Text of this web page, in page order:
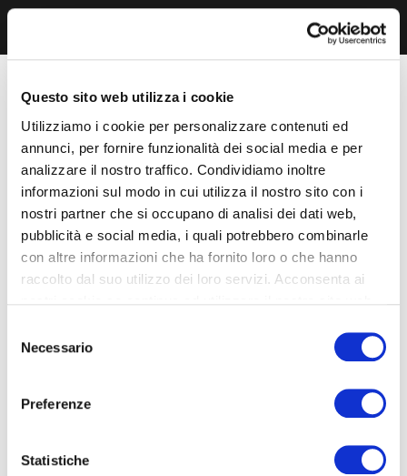
Questo sito web utilizza i cookie
Utilizziamo i cookie per personalizzare contenuti ed
annunci, per fornire funzionalità dei social media e per
analizzare il nostro traffico. Condividiamo inoltre
informazioni sul modo in cui utilizza il nostro sito con i
nostri partner che si occupano di analisi dei dati web,
pubblicità e social media, i quali potrebbero combinarle
con altre informazioni che ha fornito loro o che hanno
raccolto dal suo utilizzo dei loro servizi. Acconsenta ai
delNecessario
Preferenze
Statistiche